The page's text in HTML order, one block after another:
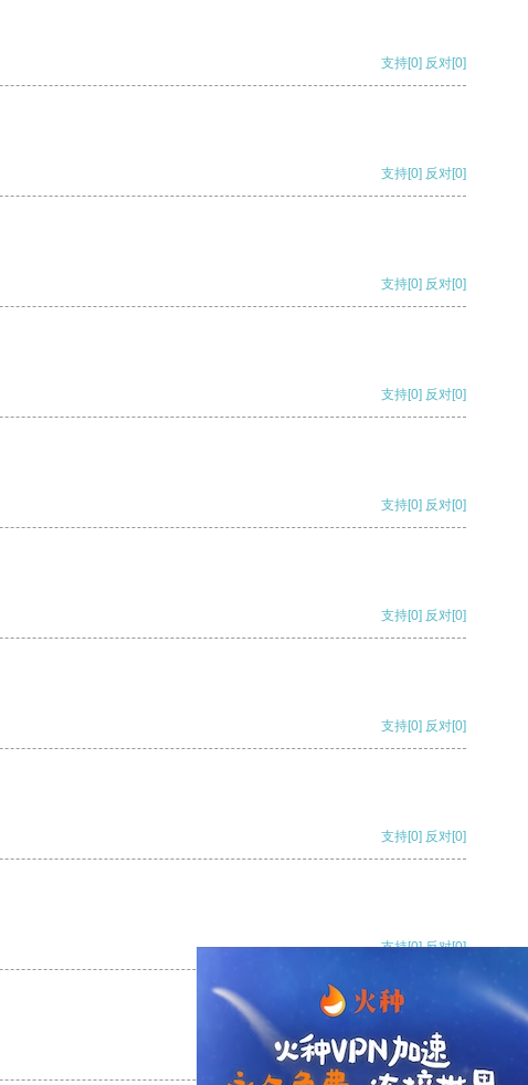
支持[0] 反对[0]
支持[0] 反对[0]
支持[0] 反对[0]
支持[0] 反对[0]
支持[0] 反对[0]
支持[0] 反对[0]
支持[0] 反对[0]
支持[0] 反对[0]
支持[0] 反对[0]
支持[0] 反对